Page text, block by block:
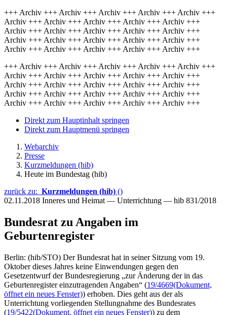
+++ Archiv +++ Archiv +++ Archiv +++ Archiv +++ Archiv +++
Archiv +++ Archiv +++ Archiv +++ Archiv +++ Archiv +++
Archiv +++ Archiv +++ Archiv +++ Archiv +++ Archiv +++
Archiv +++ Archiv +++ Archiv +++ Archiv +++ Archiv +++
Archiv +++ Archiv +++ Archiv +++ Archiv +++ Archiv +++
+++ Archiv +++ Archiv +++ Archiv +++ Archiv +++ Archiv +++
Archiv +++ Archiv +++ Archiv +++ Archiv +++ Archiv +++
Archiv +++ Archiv +++ Archiv +++ Archiv +++ Archiv +++
Archiv +++ Archiv +++ Archiv +++ Archiv +++ Archiv +++
Archiv +++ Archiv +++ Archiv +++ Archiv +++ Archiv +++
Direkt zum Hauptinhalt springen
Direkt zum Hauptmenü springen
Webarchiv
Presse
Kurzmeldungen (hib)
Heute im Bundestag (hib)
zurück zu: Kurzmeldungen (hib) ()
02.11.2018 Inneres und Heimat — Unterrichtung — hib 831/2018
Bundesrat zu Angaben im
Geburtenregister
Berlin: (hib/STO) Der Bundesrat hat in seiner Sitzung vom 19.
Oktober dieses Jahres keine Einwendungen gegen den
Gesetzentwurf der Bundesregierung „zur Änderung der in das
Geburtenregister einzutragenden Angaben“ (19/4669(Dokument,
öffnet ein neues Fenster)) erhoben. Dies geht aus der als
Unterrichtung vorliegenden Stellungnahme des Bundesrates
(19/5422(Dokument, öffnet ein neues Fenster)) zu dem